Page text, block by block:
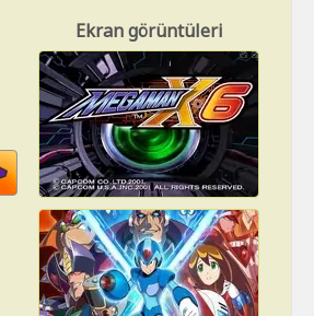
Ekran görüntüleri
Code
HTML